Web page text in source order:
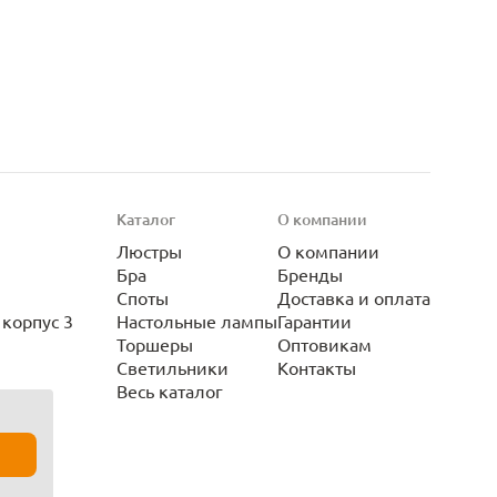
3
Каталог
Люстры
Бра
Споты
Настольные лампы
Торшеры
Светильники
Весь каталог
О компании
О компании
Бренды
Доставка и оплата
Гарантии
Оптовикам
Контакты